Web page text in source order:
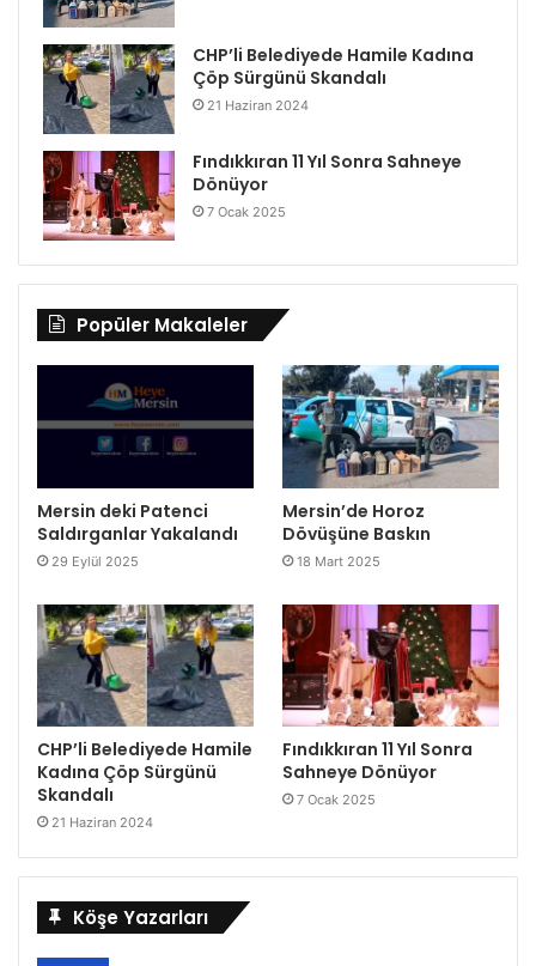
CHP’li Belediyede Hamile Kadına
Çöp Sürgünü Skandalı
21 Haziran 2024
Fındıkkıran 11 Yıl Sonra Sahneye
Dönüyor
7 Ocak 2025
Popüler Makaleler
Mersin deki Patenci
Saldırganlar Yakalandı
29 Eylül 2025
Mersin’de Horoz
Dövüşüne Baskın
18 Mart 2025
CHP’li Belediyede Hamile
Kadına Çöp Sürgünü
Skandalı
21 Haziran 2024
Fındıkkıran 11 Yıl Sonra
Sahneye Dönüyor
7 Ocak 2025
Köşe Yazarları